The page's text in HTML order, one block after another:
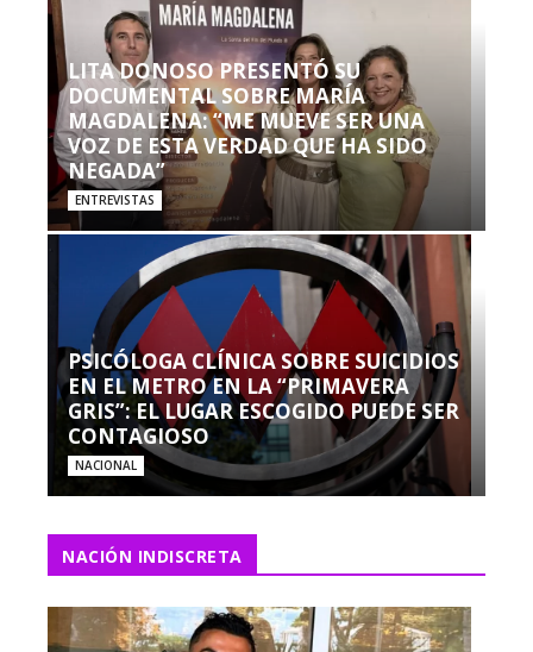
LITA DONOSO PRESENTÓ SU
DOCUMENTAL SOBRE MARÍA
MAGDALENA: “ME MUEVE SER UNA
VOZ DE ESTA VERDAD QUE HA SIDO
NEGADA”
ENTREVISTAS
PSICÓLOGA CLÍNICA SOBRE SUICIDIOS
EN EL METRO EN LA “PRIMAVERA
GRIS”: EL LUGAR ESCOGIDO PUEDE SER
CONTAGIOSO
NACIONAL
NACIÓN INDISCRETA